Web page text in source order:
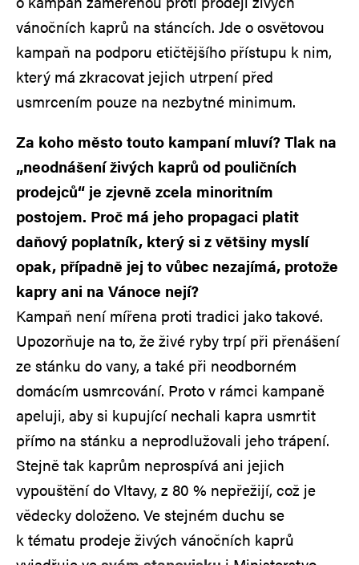
vánočních kaprů na stáncích. Jde o osvětovou
kampaň na podporu etičtějšího přístupu k nim,
který má zkracovat jejich utrpení před
usmrcením pouze na nezbytné minimum.
Za koho město touto kampaní mluví? Tlak na
„neodnášení živých kaprů od pouličních
prodejců“ je zjevně zcela minoritním
postojem. Proč má jeho propagaci platit
daňový poplatník, který si z většiny myslí
opak, případně jej to vůbec nezajímá, protože
kapry ani na Vánoce nejí?
Kampaň není mířena proti tradici jako takové.
Upozorňuje na to, že živé ryby trpí při přenášení
ze stánku do vany, a také při neodborném
domácím usmrcování. Proto v rámci kampaně
apeluji, aby si kupující nechali kapra usmrtit
přímo na stánku a neprodlužovali jeho trápení.
Stejně tak kaprům neprospívá ani jejich
vypouštění do Vltavy, z 80 % nepřežijí, což je
vědecky doloženo. Ve stejném duchu se
k tématu prodeje živých vánočních kaprů